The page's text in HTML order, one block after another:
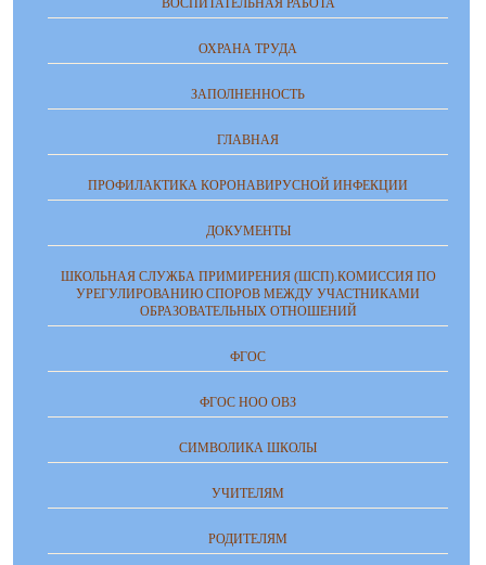
ВОСПИТАТЕЛЬНАЯ РАБОТА
ОХРАНА ТРУДА
ЗАПОЛНЕННОСТЬ
ГЛАВНАЯ
ПРОФИЛАКТИКА КОРОНАВИРУСНОЙ ИНФЕКЦИИ
ДОКУМЕНТЫ
ШКОЛЬНАЯ СЛУЖБА ПРИМИРЕНИЯ (ШСП).КОМИССИЯ ПО
УРЕГУЛИРОВАНИЮ СПОРОВ МЕЖДУ УЧАСТНИКАМИ
ОБРАЗОВАТЕЛЬНЫХ ОТНОШЕНИЙ
ФГОС
ФГОС НОО ОВЗ
СИМВОЛИКА ШКОЛЫ
УЧИТЕЛЯМ
РОДИТЕЛЯМ